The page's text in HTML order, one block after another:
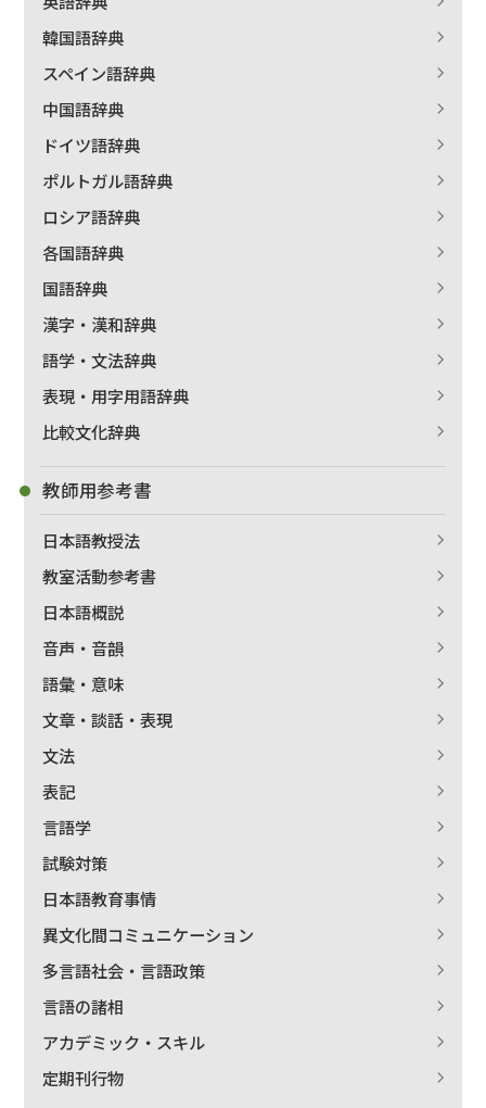
韓国語辞典
スペイン語辞典
中国語辞典
ドイツ語辞典
ポルトガル語辞典
ロシア語辞典
各国語辞典
国語辞典
漢字・漢和辞典
語学・文法辞典
表現・用字用語辞典
比較文化辞典
教師用参考書
日本語教授法
教室活動参考書
日本語概説
音声・音韻
語彙・意味
文章・談話・表現
文法
表記
言語学
試験対策
日本語教育事情
異文化間コミュニケーション
多言語社会・言語政策
言語の諸相
アカデミック・スキル
定期刊行物